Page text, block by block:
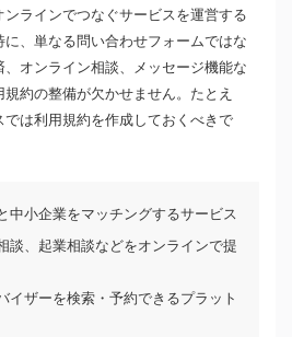
ラインでつなぐサービスを運営する
、単なる問い合わせフォームではな
、オンライン相談、メッセージ機能な
約の整備が欠かせません。たとえ
は利用規約を作成しておくべきで
中小企業をマッチングするサービス
談、起業相談などをオンラインで提
イザーを検索・予約できるプラット